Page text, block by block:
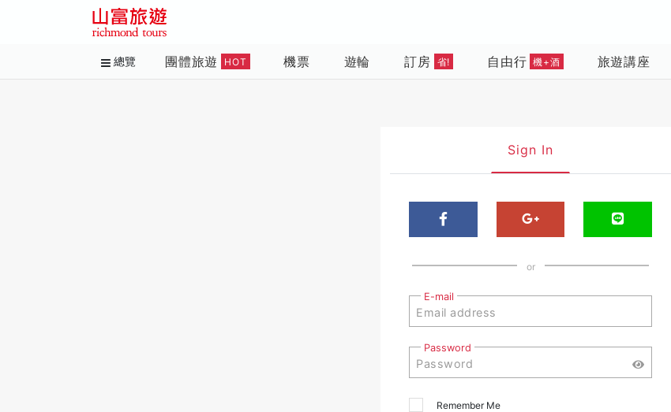
總覽 團體旅遊 HOT 機票 遊輪 訂房 省! 自由行 機+酒 旅遊講座
Sign In
or
E-mail
Password
Remember Me